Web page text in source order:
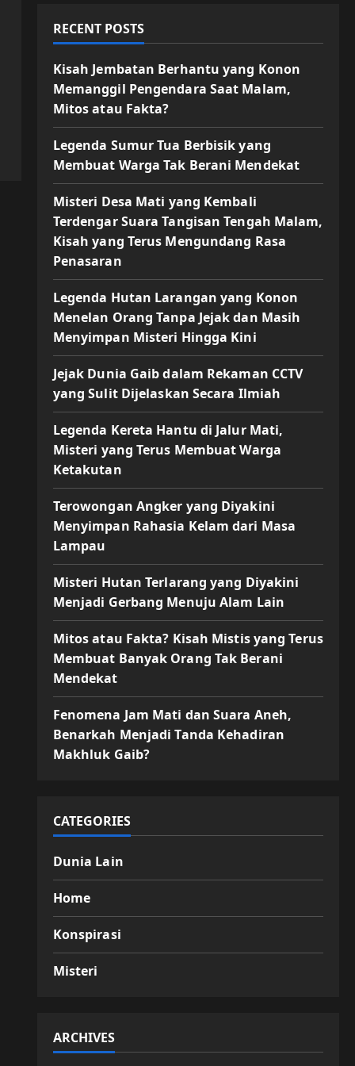
RECENT POSTS
Kisah Jembatan Berhantu yang Konon
Memanggil Pengendara Saat Malam,
Mitos atau Fakta?
Legenda Sumur Tua Berbisik yang
Membuat Warga Tak Berani Mendekat
Misteri Desa Mati yang Kembali
Terdengar Suara Tangisan Tengah Malam,
Kisah yang Terus Mengundang Rasa
Penasaran
Legenda Hutan Larangan yang Konon
Menelan Orang Tanpa Jejak dan Masih
Menyimpan Misteri Hingga Kini
Jejak Dunia Gaib dalam Rekaman CCTV
yang Sulit Dijelaskan Secara Ilmiah
Legenda Kereta Hantu di Jalur Mati,
Misteri yang Terus Membuat Warga
Ketakutan
Terowongan Angker yang Diyakini
Menyimpan Rahasia Kelam dari Masa
Lampau
Misteri Hutan Terlarang yang Diyakini
Menjadi Gerbang Menuju Alam Lain
Mitos atau Fakta? Kisah Mistis yang Terus
Membuat Banyak Orang Tak Berani
Mendekat
Fenomena Jam Mati dan Suara Aneh,
Benarkah Menjadi Tanda Kehadiran
Makhluk Gaib?
CATEGORIES
Dunia Lain
Home
Konspirasi
Misteri
ARCHIVES